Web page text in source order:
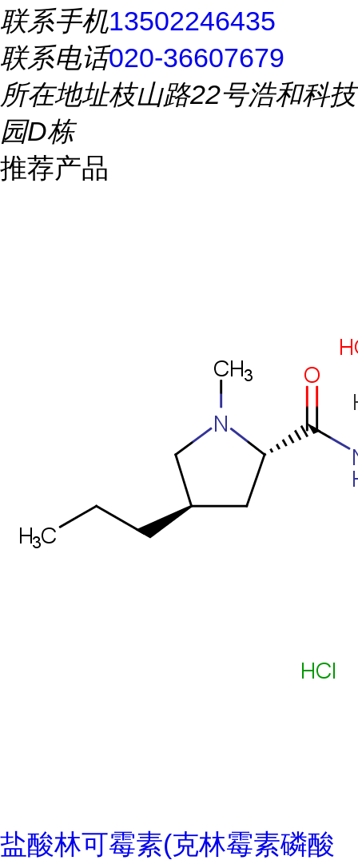
联系手机13502246435
联系电话020-36607679
所在地址枝山路22号浩和科技
园D栋
推荐产品
盐酸林可霉素(克林霉素磷酸